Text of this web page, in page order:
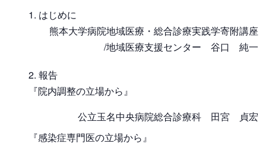
はじめに
熊本大学病院地域医療・総合診療実践学寄附講座
/地域医療支援センター 谷口 純一
報告
『院内調整の立場から』
公立玉名中央病院総合診療科 田宮 貞宏
『感染症専門医の立場から』